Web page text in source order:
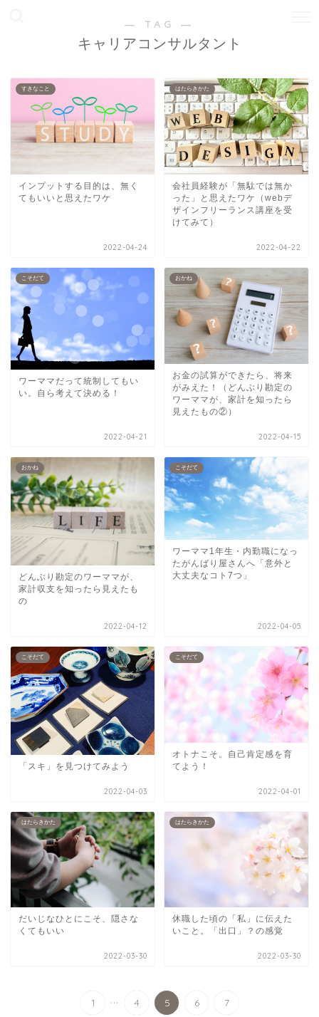
― TAG ―
キャリアコンサルタント
すきなこと
インプットする目的は、無く
てもいいと思えたワケ
2022-04-24
はたらきかた
会社員経験が「無駄では無か
った」と思えたワケ（webデ
ザインフリーランス講座を受
けてみて）
2022-04-22
こそだて
ワーママだって統制してもい
い。自ら考えて決める！
2022-04-21
おかね
お金の試算ができたら、将来
がみえた！（どんぶり勘定の
ワーママが、家計を知ったら
見えたもの②）
2022-04-15
おかね
どんぶり勘定のワーママが、
家計収支を知ったら見えたも
の
2022-04-12
こそだて
ワーママ1年生・内勤職になっ
たがんばり屋さんへ「意外と
大丈夫なコト7つ」
2022-04-05
こそだて
「スキ」を見つけてみよう
2022-04-03
こそだて
オトナこそ。自己肯定感を育
てよう！
2022-04-01
はたらきかた
だいじなひとにこそ、隠さな
くてもいい
2022-03-30
はたらきかた
休職した頃の「私」に伝えた
いこと。「出口」？の感覚
2022-03-30
1 ... 4 5 6 7